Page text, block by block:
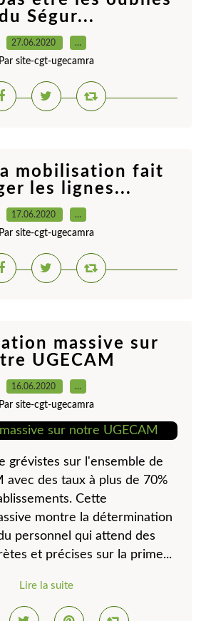
Ségur...
27.06.2020 …
Par site-cgt-ugecamra
mobilisation fait
les lignes...
17.06.2020 …
Par site-cgt-ugecamra
massive sur
UGECAM
16.06.2020 …
Par site-cgt-ugecamra
grévistes sur l'ensemble de
avec des taux à plus de 70%
Cette
montre la détermination
personnel qui attend des
et précises sur la prime...
Lire la suite